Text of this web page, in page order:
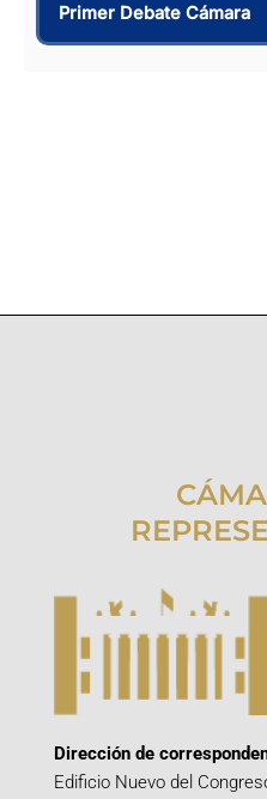
Primer Debate Cámara
Dirección de
Edificio Nuevo del